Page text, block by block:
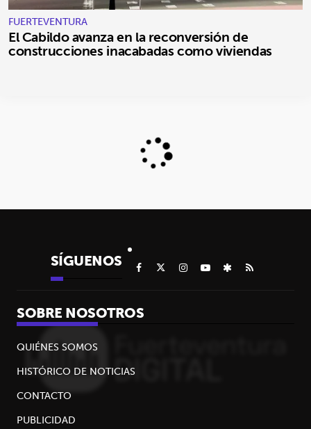
FUERTEVENTURA
El Cabildo avanza en la reconversión de
construcciones inacabadas como viviendas
SÍGUENOS
SOBRE NOSOTROS
QUIÉNES SOMOS
HISTÓRICO DE NOTICIAS
CONTACTO
PUBLICIDAD